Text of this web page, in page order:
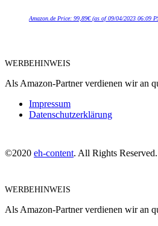
Amazon.de Price: 99,89€(as of 09/04/2023 06:09
WERBEHINWEIS
Als Amazon-Partner verdienen wir an
Impressum
Datenschutzerklärung
©2020 eh-content. All Rights Reserved.
WERBEHINWEIS
Als Amazon-Partner verdienen wir an